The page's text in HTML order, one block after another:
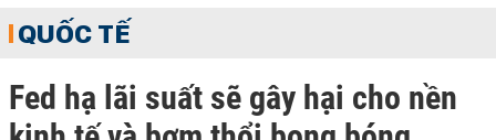
QUỐC TẾ
Fed hạ lãi suất sẽ gây hại cho nền